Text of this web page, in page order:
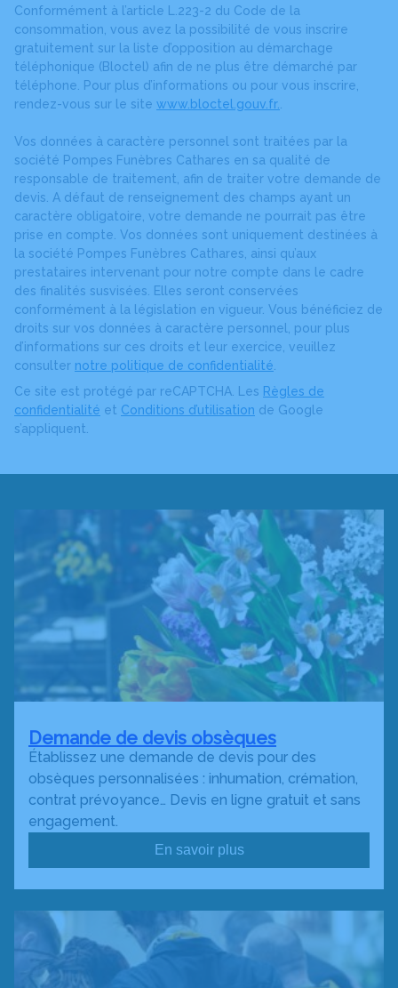
Conformément à l’article L.223-2 du Code de la
consommation, vous avez la possibilité de vous inscrire
gratuitement sur la liste d’opposition au démarchage
téléphonique (Bloctel) afin de ne plus être démarché par
téléphone. Pour plus d’informations ou pour vous inscrire,
rendez-vous sur le site www.bloctel.gouv.fr.
Vos données à caractère personnel sont traitées par la
société Pompes Funèbres Cathares en sa qualité de
responsable de traitement, afin de traiter votre demande de
devis. A défaut de renseignement des champs ayant un
caractère obligatoire, votre demande ne pourrait pas être
prise en compte. Vos données sont uniquement destinées à
la société Pompes Funèbres Cathares, ainsi qu’aux
prestataires intervenant pour notre compte dans le cadre
des finalités susvisées. Elles seront conservées
conformément à la législation en vigueur. Vous bénéficiez de
droits sur vos données à caractère personnel, pour plus
d’informations sur ces droits et leur exercice, veuillez
consulter notre politique de confidentialité
Ce site est protégé par reCAPTCHA. Les Règles de
confidentialité et Conditions d’utilisation de Google
s’appliquent.
Demande de devis obsèques
Établissez une demande de devis pour des
obsèques personnalisées : inhumation, crémation,
contrat prévoyance… Devis en ligne gratuit et sans
engagement.
En savoir plus